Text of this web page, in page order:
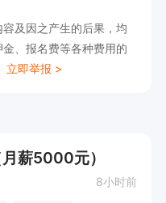
及因之产生的后果，均
、报名费等各种费用的
立即举报 >
薪5000元）
8小时前